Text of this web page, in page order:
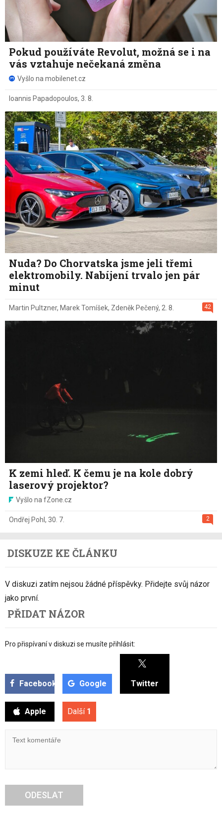
Pokud používáte Revolut, možná se i na
vás vztahuje nečekaná změna
Vyšlo na mobilenet.cz
Ioannis Papadopoulos, 3. 8.
Nuda? Do Chorvatska jsme jeli třemi
elektromobily. Nabíjení trvalo jen pár
minut
42
Martin Pultzner, Marek Tomíšek, Zdeněk Pečený, 2. 8.
K zemi hleď. K čemu je na kole dobrý
laserový projektor?
Vyšlo na fZone.cz
2
Ondřej Pohl , 30. 7.
DISKUZE KE ČLÁNKU
V diskuzi zatím nejsou žádné příspěvky. Přidejte svůj názor
jako první.
PŘIDAT NÁZOR
Pro přispívaní v diskuzi se musíte přihlásit:
Facebook Google Twitter
Apple Další 1
ODESLAT